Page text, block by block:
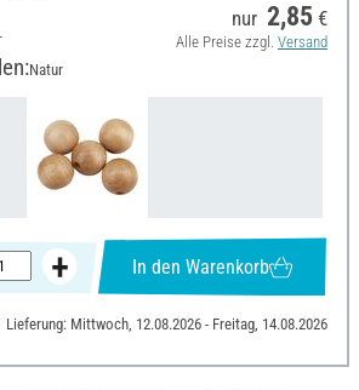
nur 2,85 €
Alle Preise zzgl. Versand
Natur
In den Warenkorb
Lieferung: Mittwoch, 12.08.2026 - Freitag, 14.08.2026